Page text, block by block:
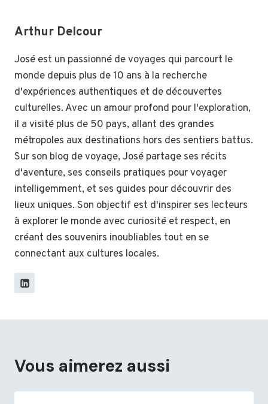
Arthur Delcour
José est un passionné de voyages qui parcourt le
monde depuis plus de 10 ans à la recherche
d'expériences authentiques et de découvertes
culturelles. Avec un amour profond pour l'exploration,
il a visité plus de 50 pays, allant des grandes
métropoles aux destinations hors des sentiers battus.
Sur son blog de voyage, José partage ses récits
d'aventure, ses conseils pratiques pour voyager
intelligemment, et ses guides pour découvrir des
lieux uniques. Son objectif est d'inspirer ses lecteurs
à explorer le monde avec curiosité et respect, en
créant des souvenirs inoubliables tout en se
connectant aux cultures locales.
Vous aimerez aussi